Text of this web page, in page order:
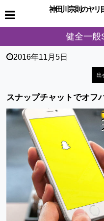
神田川宗則のヤリ
健全一般
2016年11月5日
出
スナップチャットでオフ